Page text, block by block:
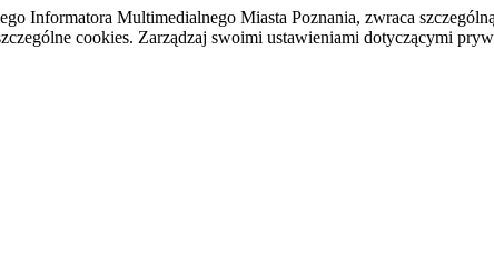
Informatora Multimedialnego Miasta Poznania, zwraca
cookies. Zarządzaj swoimi ustawieniami dotyczącymi